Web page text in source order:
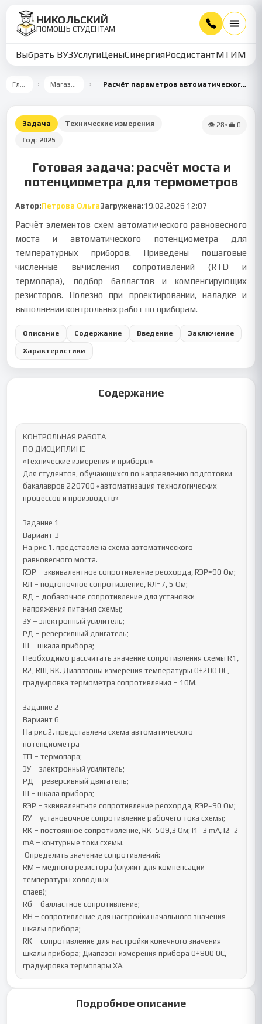
НИКОЛЬСКИЙ
ПОМОЩЬ СТУДЕНТАМ
Выбрать ВУЗУслугиЦеныСинергияРосдистантМТИММУ
Главная Магазин работ Расчёт параметров автоматического моста и потенциометра для температурных датчиков
Задача
Технические измерения
Год: 2025
👁 28•💼 0
Готовая задача: расчёт моста и
потенциометра для термометров
Автор:Петрова ОльгаЗагружена:19.02.2026 12:07
Расчёт элементов схем автоматического равновесного
моста и автоматического потенциометра для
температурных приборов. Приведены пошаговые
численные вычисления сопротивлений (RTD и
термопара), подбор балластов и компенсирующих
резисторов. Полезно при проектировании, наладке и
выполнении контрольных работ по приборам.
Описание Содержание Введение Заключение
Характеристики
Содержание
КОНТРОЛЬНАЯ РАБОТА
ПО ДИСЦИПЛИНЕ
«Технические измерения и приборы»
Для студентов, обучающихся по направлению подготовки
бакалавров 220700 «автоматизация технологических
процессов и производств»
Задание 1
Вариант 3
На рис.1. представлена схема автоматического
равновесного моста.
RЭР – эквивалентное сопротивление реохорда, RЭР=90 Ом;
RЛ – подгоночное сопротивление, RЛ=7, 5 Ом;
RД – добавочное сопротивление для установки
напряжения питания схемы;
ЭУ – электронный усилитель;
РД – реверсивный двигатель;
Ш – шкала прибора;
Необходимо рассчитать значение сопротивления схемы R1,
R2, RШ, RК. Диапазоны измерения температуры 0÷200 0С,
градуировка термометра сопротивления – 10М.
Задание 2
Вариант 6
На рис.2. представлена схема автоматического
потенциометра
ТП – термопара;
ЭУ – электронный усилитель;
РД – реверсивный двигатель;
Ш – шкала прибора;
RЭР – эквивалентное сопротивление реохорда, RЭР=90 Ом;
RУ – установочное сопротивление рабочего тока схемы;
RК – постоянное сопротивление, RК=509,3 Ом; I1=3 mA, I2=2
mA – контурные токи схемы.
Определить значение сопротивлений:
RМ – медного резистора (служит для компенсации
температуры холодных
спаев);
Rб – балластное сопротивление;
RН – сопротивление для настройки начального значения
шкалы прибора;
RК – сопротивление для настройки конечного значения
шкалы прибора; Диапазон измерения прибора 0÷800 0С,
градуировка термопары ХА.
Подробное описание